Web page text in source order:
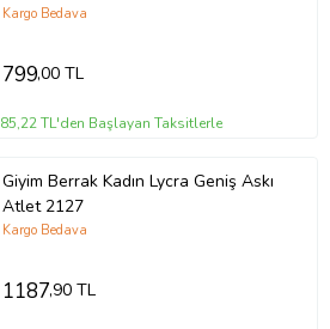
Dudu Atlet 481463tt
Kargo Bedava
799,00 TL
85,22 TL'den Başlayan Taksitlerle
Giyim Berrak Kadın Lycra Geniş Askı
Atlet 2127
Kargo Bedava
1187,90 TL